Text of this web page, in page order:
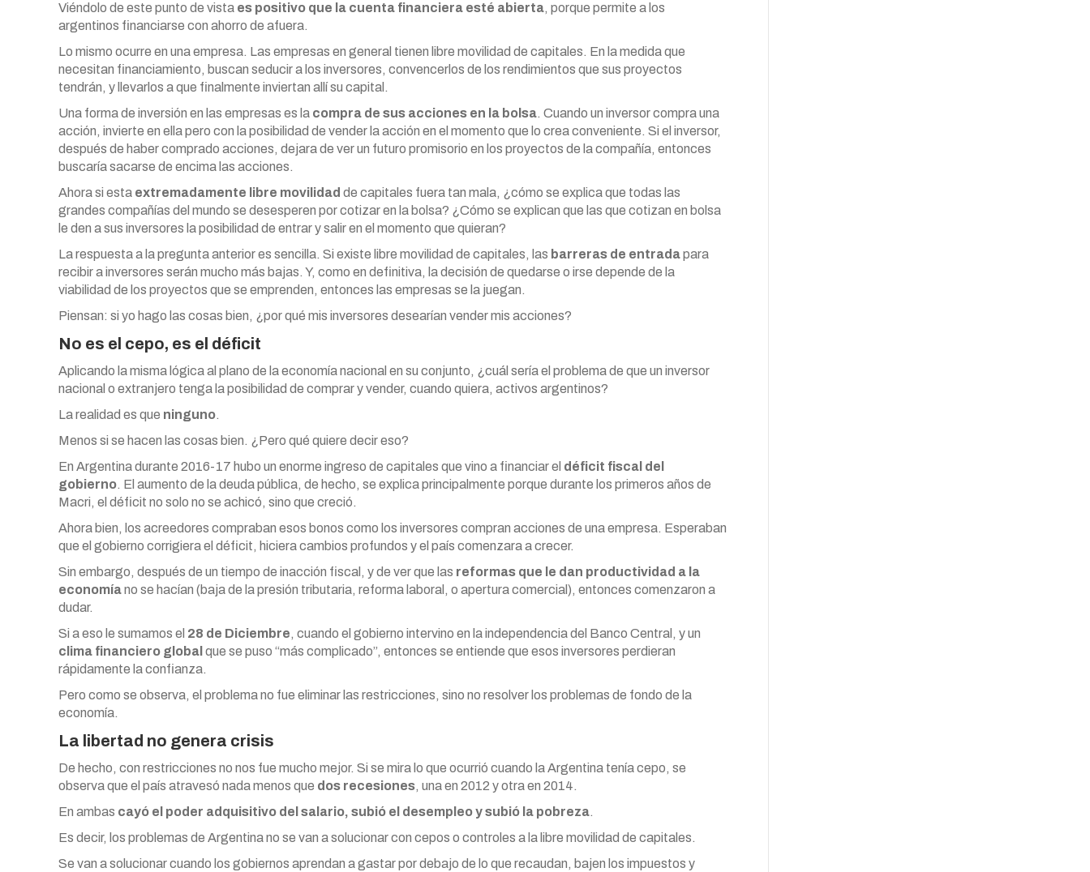
Viéndolo de este punto de vista es positivo que la cuenta financiera esté abierta, porque permite a los
argentinos financiarse con ahorro de afuera.
Lo mismo ocurre en una empresa. Las empresas en general tienen libre movilidad de capitales. En la medida que
necesitan financiamiento, buscan seducir a los inversores, convencerlos de los rendimientos que sus proyectos
tendrán, y llevarlos a que finalmente inviertan allí su capital.
Una forma de inversión en las empresas es la compra de sus acciones en la bolsa. Cuando un inversor compra una
acción, invierte en ella pero con la posibilidad de vender la acción en el momento que lo crea conveniente. Si el inversor,
después de haber comprado acciones, dejara de ver un futuro promisorio en los proyectos de la compañía, entonces
buscaría sacarse de encima las acciones.
Ahora si esta extremadamente libre movilidad de capitales fuera tan mala, ¿cómo se explica que todas las
grandes compañías del mundo se desesperen por cotizar en la bolsa? ¿Cómo se explican que las que cotizan en bolsa
le den a sus inversores la posibilidad de entrar y salir en el momento que quieran?
La respuesta a la pregunta anterior es sencilla. Si existe libre movilidad de capitales, las barreras de entradapara
recibir a inversores serán mucho más bajas. Y, como en definitiva, la decisión de quedarse o irse depende de la
viabilidad de los proyectos que se emprenden, entonces las empresas se la juegan.
Piensan: si yo hago las cosas bien, ¿por qué mis inversores desearían vender mis acciones?
No es el cepo, es el déficit
Aplicando la misma lógica al plano de la economía nacional en su conjunto, ¿cuál sería el problema de que un inversor
nacional o extranjero tenga la posibilidad de comprar y vender, cuando quiera, activos argentinos?
La realidad es que ninguno.
Menos si se hacen las cosas bien. ¿Pero qué quiere decir eso?
En Argentina durante 2016-17 hubo un enorme ingreso de capitales que vino a financiar el déficit fiscal del
gobierno. El aumento de la deuda pública, de hecho, se explica principalmente porque durante los primeros años de
Macri, el déficit no solo no se achicó, sino que creció.
Ahora bien, los acreedores compraban esos bonos como los inversores compran acciones de una empresa. Esperaban
que el gobierno corrigiera el déficit, hiciera cambios profundos y el país comenzara a crecer.
Sin embargo, después de un tiempo de inacción fiscal, y de ver que las reformas que le dan productividad a la
economíano se hacían (baja de la presión tributaria, reforma laboral, o apertura comercial), entonces comenzaron a
dudar.
Si a eso le sumamos el 28 de Diciembre, cuando el gobierno intervino en la independencia del Banco Central, y un
clima financiero global que se puso “más complicado”, entonces se entiende que esos inversores perdieran
rápidamente la confianza.
Pero como se observa, el problema no fue eliminar las restricciones, sino no resolver los problemas de fondo de la
economía.
La libertad no genera crisis
De hecho, con restricciones no nos fue mucho mejor. Si se mira lo que ocurrió cuando la Argentina tenía cepo, se
observa que el país atravesó nada menos que dos recesiones, una en 2012 y otra en 2014.
En ambas cayó el poder adquisitivo del salario, subió el desempleo y subió la pobreza.
Es decir, los problemas de Argentina no se van a solucionar con cepos o controles a la libre movilidad de capitales.
Se van a solucionar cuando los gobiernos aprendan a gastar por debajo de lo que recaudan, bajen los impuestos y